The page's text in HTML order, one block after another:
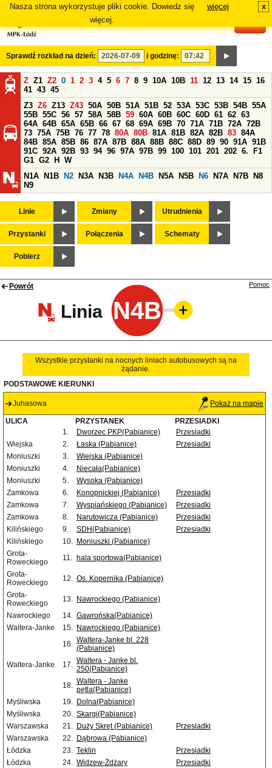
Nasza strona wykorzystuje pliki cookie. Dowiedz się
więcej.
więcej x
Sprawdź rozkład na dzień: i godzinę:
Z Z1 Z2 0 1 2 3 4 5 6 7 8 9 10A 10B 11 12 13 14 15 16
41 43 45
Z3 Z6 Z13 Z43 50A 50B 51A 51B 52 53A 53C 53B 54B 55A
55B 55C 56 57 58A 58B 59 60A 60B 60C 60D 61 62 63
64A 64B 65A 65B 66 67 68 69A 69B 70 71A 71B 72A 72B
73 75A 75B 76 77 78 80A 80B 81A 81B 82A 82B 83 84A
84B 85A 85B 86 87A 87B 88A 88B 88C 88D 89 90 91A 91B
91C 92A 92B 93 94 96 97A 97B 99 100 101 201 202 6.
F1
G1 G2 H
W
N1A
N1B N2 N3A N3B N4A N4B N5A N5B N6 N7A N7B
N8
N9
Linie Zmiany Utrudnienia
Przystanki Połączenia Schematy
Pobierz
Powrót
Linia N4B
Pomoc
Wszystkie przystanki na nocnych liniach autobusowych są na
żądanie.
PODSTAWOWE KIERUNKI
Juhasowa Pokaż na mapie
ULICA PRZYSTANEK
PRZESIADKI
1.
Dworzec PKP(Pabianice)
Przesiadki
Wiejska
2. Łaska (Pabianice)
Przesiadki
Moniuszki
3.
Wiejska (Pabianice)
Moniuszki
4.
Niecała(Pabianice)
Moniuszki
5.
Wysoka (Pabianice)
Zamkowa
6. Konopnickiej (Pabianice)
Przesiadki
Zamkowa
7. Wyspiańskiego (Pabianice)
Przesiadki
Zamkowa
8. Narutowicza (Pabianice)
Przesiadki
Kilińskiego
9. SDH(Pabianice)
Przesiadki
Kilińskiego
10. Moniuszki (Pabianice)
Grota-
Roweckiego
11. hala sportowa(Pabianice)
Grota-
Roweckiego
12. Os. Kopernika (Pabianice)
Grota-
Roweckiego
13. Nawrockiego (Pabianice)
Nawrockiego
14. Gawrońska(Pabianice)
Waltera-Janke
15. Nawrockiego (Pabianice)
16. Waltera-Janke bl. 228
(Pabianice)
Waltera-Janke
17. Waltera - Janke bl.
250(Pabianice)
18. Waltera - Janke
pętla(Pabianice)
Myśliwska
19. Dolna(Pabianice)
Myśliwska
20. Skargi(Pabianice)
Warszawska
21. Duży Skręt (Pabianice)
Przesiadki
Warszawska
22. Dąbrowa (Pabianice)
Łódzka
23. Teklin
Przesiadki
Łódzka
24. Widzew-Żdżary
Przesiadki